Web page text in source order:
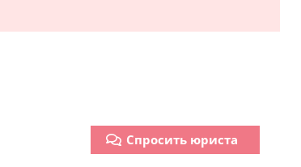
Спросить юриста